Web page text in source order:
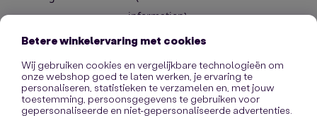
information).
Betere winkelervaring met cookies
Wij gebruiken cookies en vergelijkbare technologieën om
onze webshop goed te laten werken, je ervaring te
personaliseren, statistieken te verzamelen en, met jouw
toestemming, persoonsgegevens te gebruiken voor
gepersonaliseerde en niet-gepersonaliseerde advertenties.